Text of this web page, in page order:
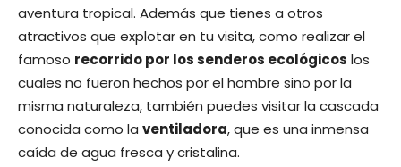
aventura tropical. Además que tienes a otros
atractivos que explotar en tu visita, como realizar el
famoso recorrido por los senderos ecológicos los
cuales no fueron hechos por el hombre sino por la
misma naturaleza, también puedes visitar la cascada
conocida como la ventiladora, que es una inmensa
caída de agua fresca y cristalina.